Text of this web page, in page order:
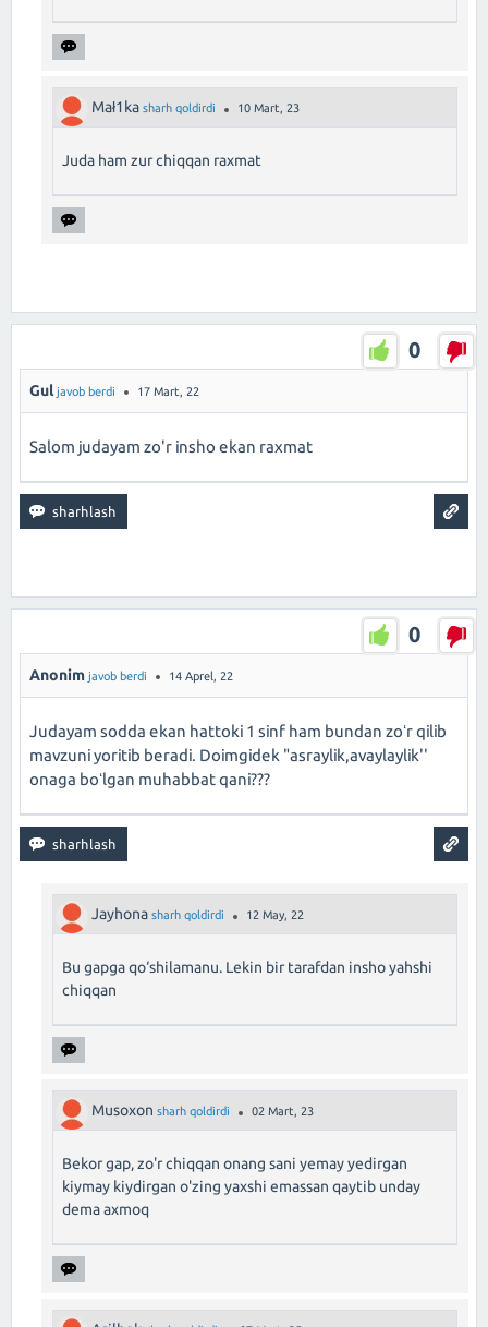
Mał1ka sharh qoldirdi 10 Mart, 23
Juda ham zur chiqqan raxmat
0
Gul javob berdi 17 Mart, 22
Salom judayam zo'r insho ekan raxmat
0
Anonim javob berdi 14 Aprel, 22
Judayam sodda ekan hattoki 1 sinf ham bundan zoʻr qilib
mavzuni yoritib beradi. Doimgidek "asraylik,avaylaylik''
onaga boʻlgan muhabbat qani???
Jayhona sharh qoldirdi 12 May, 22
Bu gapga qo‘shilamanu. Lekin bir tarafdan insho yahshi
chiqqan
Musoxon sharh qoldirdi 02 Mart, 23
Bekor gap, zo'r chiqqan onang sani yemay yedirgan
kiymay kiydirgan o'zing yaxshi emassan qaytib unday
dema axmoq